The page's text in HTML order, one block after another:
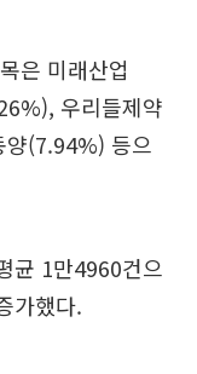
은 미래산업
우리들제약
(7.94%) 등으
균 1만4960건으
가했다.